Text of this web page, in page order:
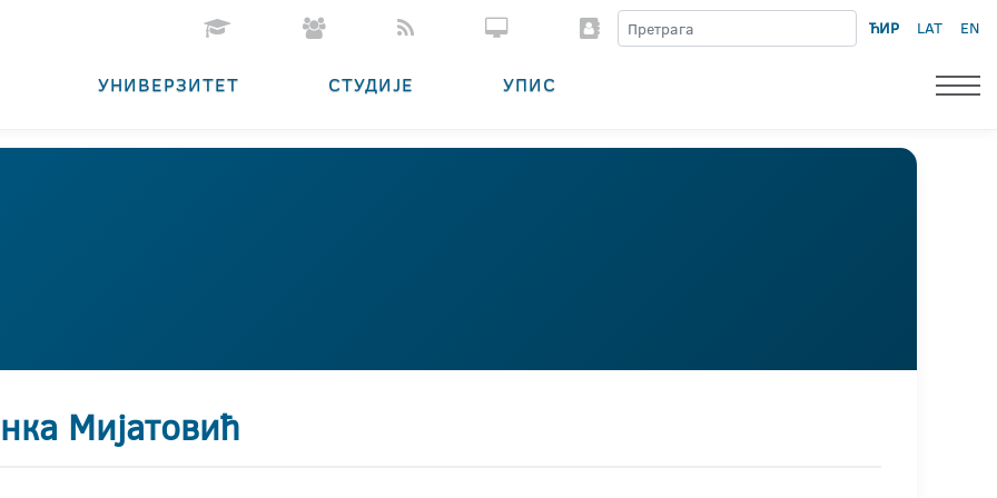
ЋИР LAT EN
УНИВЕРЗИТЕТ СТУДИЈЕ УПИС
Мијатовић